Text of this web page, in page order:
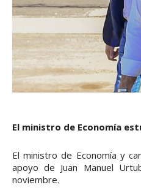
El ministro de Economía
El ministro de Economía y
apoyo de Juan Manuel
noviembre.